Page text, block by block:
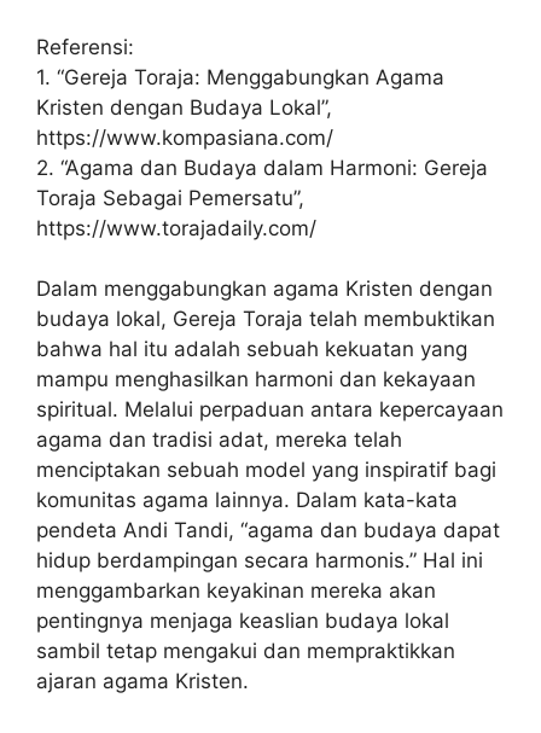
Referensi:
1. “Gereja Toraja: Menggabungkan Agama
Kristen dengan Budaya Lokal”,
https://www.kompasiana.com/
2. “Agama dan Budaya dalam Harmoni: Gereja
Toraja Sebagai Pemersatu”,
https://www.torajadaily.com/
Dalam menggabungkan agama Kristen dengan
budaya lokal, Gereja Toraja telah membuktikan
bahwa hal itu adalah sebuah kekuatan yang
mampu menghasilkan harmoni dan kekayaan
spiritual. Melalui perpaduan antara kepercayaan
agama dan tradisi adat, mereka telah
menciptakan sebuah model yang inspiratif bagi
komunitas agama lainnya. Dalam kata-kata
pendeta Andi Tandi, “agama dan budaya dapat
hidup berdampingan secara harmonis.” Hal ini
menggambarkan keyakinan mereka akan
pentingnya menjaga keaslian budaya lokal
sambil tetap mengakui dan mempraktikkan
ajaran agama Kristen.